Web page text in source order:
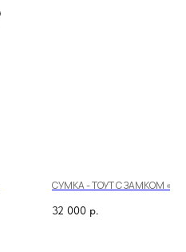
СУМКА - ТОУТ С ЗАМКОМ
32 000 р.